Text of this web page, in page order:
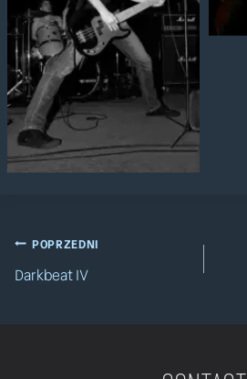
Nawigacja
POPRZEDNI
Darkbeat IV